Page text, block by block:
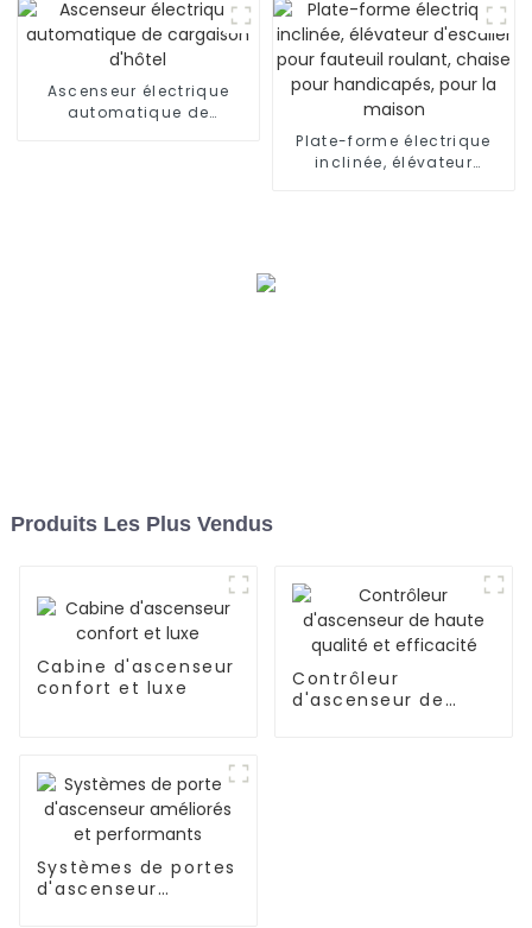
Ascenseur électrique
automatique de
Plate-forme électrique
inclinée, élévateur
Produits Les Plus Vendus
Cabine d'ascenseur
confort et luxe
Contrôleur
d'ascenseur de
Systèmes de portes
d'ascenseur